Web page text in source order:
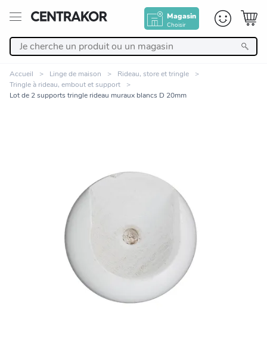
Magasin
Choisir
Nos Produits
Cuisine et art de la table
Salle de bain et beauté
Entretien et rangement
Accueil Linge de maison
Rideau, store et tringle
Tringle à rideau, embout et support
Lot de 2 supports tringle rideau muraux blancs D 20mm
Zoomer sur l'image